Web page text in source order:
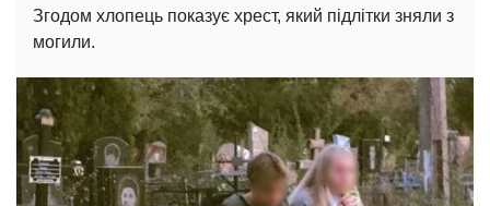
Згодом хлопець показує хрест, який підлітки зняли з
могили.